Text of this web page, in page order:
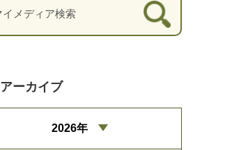
アーカイブ
2026年